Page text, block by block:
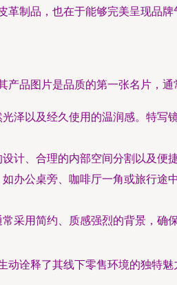
制品，也在于能够完美呈现品
品图片是品质的第一张名片，通
泽以及经久使用的温润感。特
计、合理的内部空间分割以及便
办公桌旁、咖啡厅一角或旅行途
采用简约、质感强烈的背景，确
诠释了其线下零售环境的独特魅